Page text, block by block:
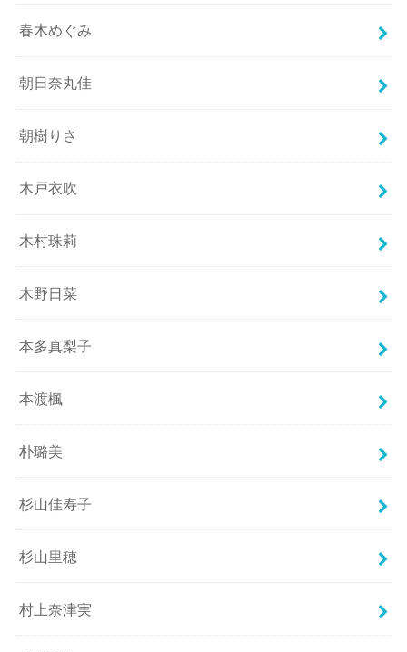
春木めぐみ
朝日奈丸佳
朝樹りさ
木戸衣吹
木村珠莉
木野日菜
本多真梨子
本渡楓
朴璐美
杉山佳寿子
杉山里穂
村上奈津実